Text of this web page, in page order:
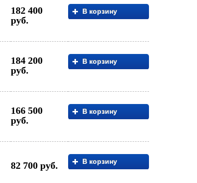
182 400
руб.
В корзину
184 200
руб.
В корзину
166 500
руб.
В корзину
82 700 руб. В корзину